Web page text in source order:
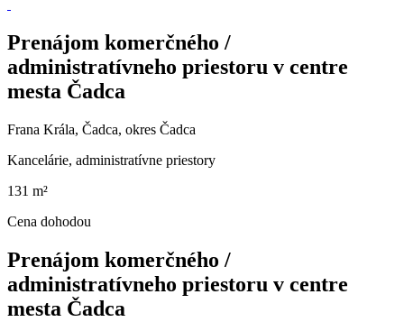
Prenájom komerčného /
administratívneho priestoru v centre
mesta Čadca
Frana Krála, Čadca, okres Čadca
Kancelárie, administratívne priestory
131 m²
Cena dohodou
Prenájom komerčného /
administratívneho priestoru v centre
mesta Čadca